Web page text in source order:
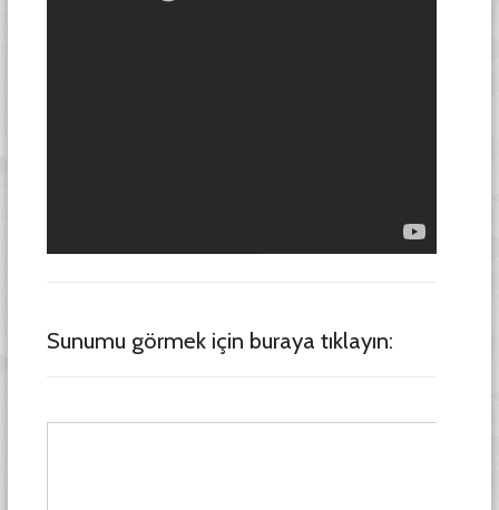
Sunumu görmek için buraya tıklayın: